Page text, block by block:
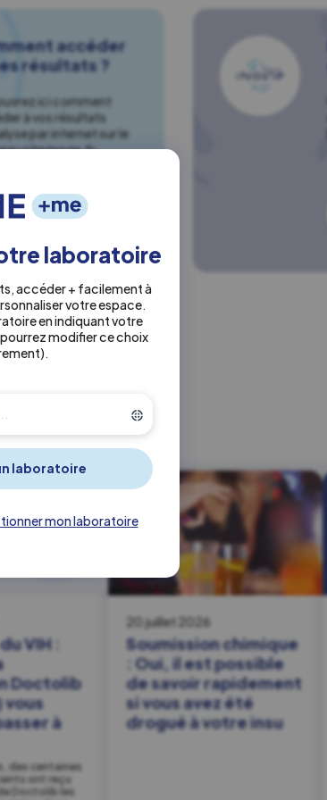
laboratoire
accéder + facilement à
votre espace.
en indiquant votre
modifier ce choix
.
mon laboratoire
accéder
résultats ?
ici comment
à vos résultats
par internet sur le
site inovie.fr
VIH :
Doctolib
vous
à
des centaines
ont reçu
Doctolib les
20 juillet 2026
Soumission chimique
: Oui, il est possible
de savoir rapidement
si vous avez été
drogué à votre insu